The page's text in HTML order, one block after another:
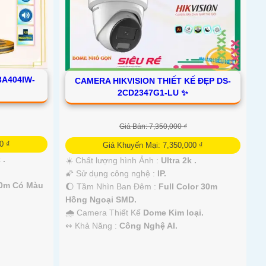
₫
.
Có Màu
CAMERA HIKVISION THIẾT KẾ ĐẸP DS-
2CD2347G1-LU ✨
Giá Bán: 7,350,000 ₫
Giá Khuyến Mại: 7,350,000 ₫
☀️ Chất lượng hình Ảnh : Ultra 2k .
🌠 Sử dụng công nghệ : IP.
🌔 Tầm Nhìn Ban Đêm : Full Color 30m
Hồng Ngoại SMD.
🌧️ Camera Thiết Kế Dome Kim loại.
️↭ Khả Năng :Công Nghệ AI.